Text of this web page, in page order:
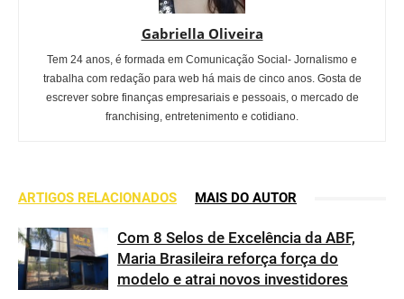
Gabriella Oliveira
Tem 24 anos, é formada em Comunicação Social- Jornalismo e
trabalha com redação para web há mais de cinco anos. Gosta de
escrever sobre finanças empresariais e pessoais, o mercado de
franchising, entretenimento e cotidiano.
ARTIGOS RELACIONADOS MAIS DO AUTOR
Com 8 Selos de Excelência da ABF,
Maria Brasileira reforça força do
modelo e atrai novos investidores